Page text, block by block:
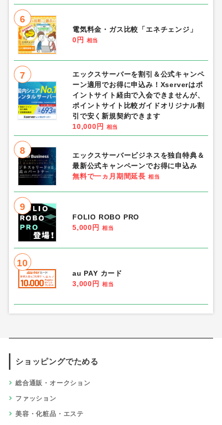
6
電気料金・ガス比較「エネチェンジ」
0円
相当
7
エックスサーバーを割引＆公式キャンペ
ーン適用でお得に申込み！Xserverはポ
イントサイト経由で入会できませんが、
ポイントサイト比較ガイドオリジナル割
引で安く新規契約できます
10,000円
相当
8
エックスサーバービジネスを独自特典＆
最新公式キャンペーンでお得に申込み
無料で一ヵ月期間延長 相当
9
FOLIO ROBO PRO
5,000円
相当
10
au PAY カード
3,000円
相当
ショッピングでためる
総合通販・オークション
ファッション
美容・化粧品・エステ